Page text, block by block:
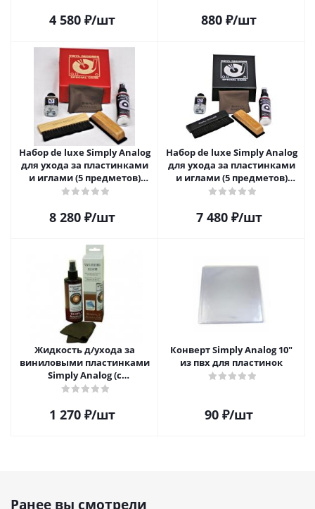
4 580₽/шт 880 ₽/шт
Набор de luxe Simply Analog
для ухода за пластинками
и иглами (5 предметов)
SAVC008
8 280₽/шт
Набор de luxe Simply Analog
для ухода за пластинками
и иглами (5 предметов)
SAVC003
7 480₽/шт
Жидкость д/ухода за
виниловыми пластинками
Simply Analog (с
распылителем, 200 мл) и
1 270₽/шт
Конверт Simply Analog 10"
из пвх для пластинок
90 ₽/шт
Ранее вы смотрели